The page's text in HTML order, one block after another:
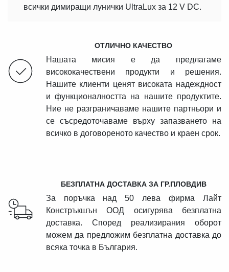
всички димиращи лунички UltraLux за 12 V DC.
ОТЛИЧНО КАЧЕСТВО
Нашата мисия е да предлагаме
висококачествени продукти и решения.
Нашите клиенти ценят високата надеждност
и функционалността на нашите продуктите.
Ние не разграничаваме нашите партньори и
се съсредоточаваме върху запазването на
всичко в договореното качество и краен срок.
БЕЗПЛАТНА ДОСТАВКА ЗА ГР.ПЛОВДИВ
За поръчка над 50 лева фирма Лайт
Констръкшън ООД осигурява безплатна
доставка. Според реализирания оборот
можем да предложим безплатна доставка до
всяка точка в България.